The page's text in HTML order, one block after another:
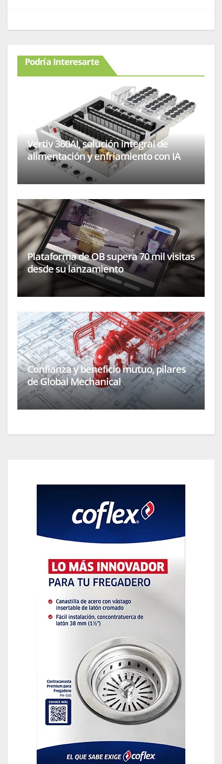
Podría Interesarte
Vertiv 360AI, solución integral de
alimentación y enfriamiento con IA
Plataforma de OB supera 70 mil visitas
desde su lanzamiento
Confianza y beneficio mutuo, pilares
de Global Mechanical